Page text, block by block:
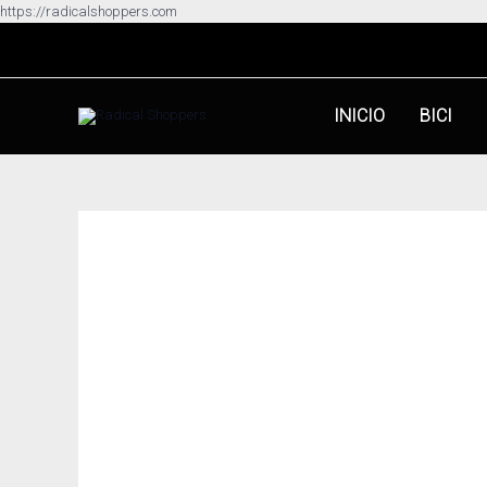
https://radicalshoppers.com
INICIO BICI